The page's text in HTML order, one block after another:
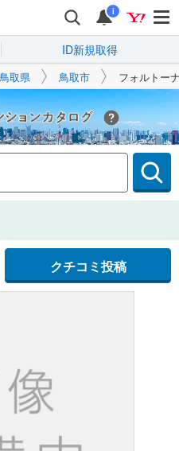
i
ID新規取得
鳥取県 鳥取市 フォルトー
Yahoo!不動産
クチコミ投稿